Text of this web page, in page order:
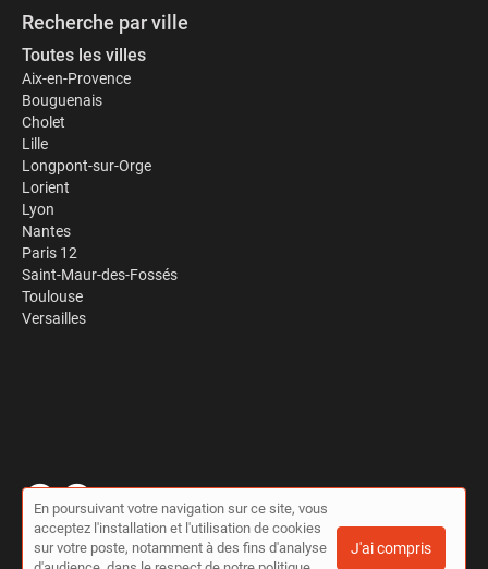
Recherche par ville
Toutes les villes
Aix-en-Provence
Bouguenais
Cholet
Lille
Longpont-sur-Orge
Lorient
Lyon
Nantes
Paris 12
Saint-Maur-des-Fossés
Toulouse
Versailles
© Travaux à la pelle 2026 |Plan du site|Mon compte
Contact
En poursuivant votre navigation sur ce site, vous
acceptez l'installation et l'utilisation de cookies
sur votre poste, notamment à des fins d'analyse
J'ai compris